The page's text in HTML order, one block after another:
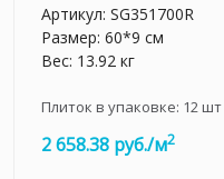
Артикул: SG351700R
Размер: 60*9 см
Вес: 13.92 кг
Плиток в упаковке: 12шт
2 658.38 руб./м2